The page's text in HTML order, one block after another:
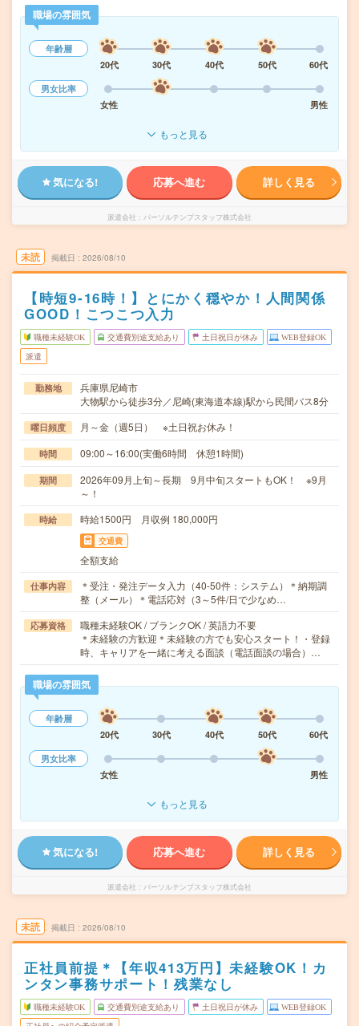
職場の雰囲気
年齢層
20代
30代 40代 50代
60代
男女比率
女性
男性
もっと見る
気になる! 応募へ進む 詳しく見る
派遣会社 パーソルテンプスタッフ株式会社
未読 掲載日 2026/08/10
【時短9-16時！】とにかく穏やか！人間関係
GOOD！こつこつ入力
職種未経験OK 交通費別途支給あり 土日祝日が休み WEB登録OK
派遣
勤務地
兵庫県尼崎市
大物駅から徒歩3分／尼崎(東海道本線)駅から民間バス8分
曜日頻度 月～金（週5日） ※土日祝お休み！
時間 09:00～16:00(実働6時間 休憩1時間)
期間
2026年09月上旬～長期 9月中旬スタートもOK！ ※9月
～！
時給 時給1500円 月収例 180,000円
交通費
全額支給
仕事内容
＊受注・発注データ入力（40-50件：システム）＊納期調
整（メール）＊電話応対（3～5件/日で少なめ…
応募資格
職種未経験OK / ブランクOK / 英語力不要
＊未経験の方歓迎＊未経験の方でも安心スタート！・登録
時、キャリアを一緒に考える面談（電話面談の場合）…
職場の雰囲気
年齢層
20代
30代 40代 50代
60代
男女比率
女性
男性
もっと見る
気になる! 応募へ進む 詳しく見る
派遣会社 パーソルテンプスタッフ株式会社
未読 掲載日 2026/08/10
正社員前提＊【年収413万円】未経験OK！カ
ンタン事務サポート！残業なし
職種未経験OK 交通費別途支給あり 土日祝日が休み WEB登録OK